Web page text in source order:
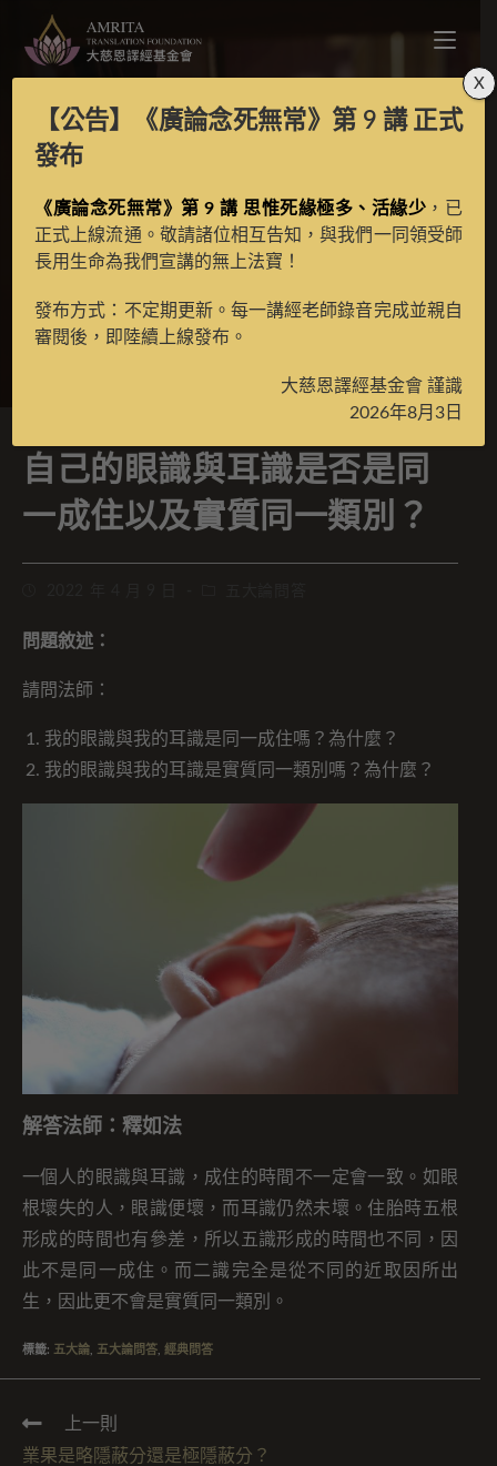
自己的眼識與耳識是否
是同一成住以及實質同
一類別？
> 經典問答
自己的眼識與耳識是否是同
一成住以及實質同一類別？
問題敘述：
請問法師：
我的眼識與我的耳識是同一成住嗎？為什麼？
我的眼識與我的耳識是實質同一類別嗎？為什麼？
解答法師：釋如法
一個人的眼識與耳識，成住的時間不一定會一致。如眼
根壞失的人，眼識便壞，而耳識仍然未壞。住胎時五根
形成的時間也有參差，所以五識形成的時間也不同，因
此不是同一成住。而二識完全是從不同的近取因所出
生，因此更不會是實質同一類別。
標籤: 五大論 五大論問答 經典問答
上一則
業果是略隱蔽分還是極隱蔽分？
【公告】 《廣論念死無常》第 9 講正式
發布
《廣論念死無常》第 9 講 思惟死緣極多、活緣少 ，已
正式上線流通。敬請諸位相互告知，與我們一同領受師
長用生命為我們宣講的無上法寶！
發布方式：不定期更新。每一講經老師錄音完成並親自
審閱後，即陸續上線發布。
大慈恩譯經基金會 謹識
2026年8月3日
X